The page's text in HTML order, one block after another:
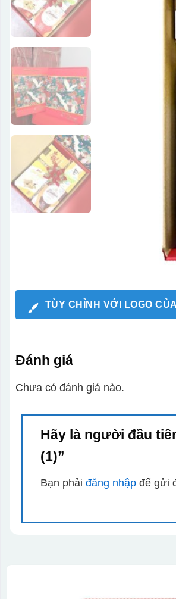
TÙY CHỈNH VỚI LOGO
Đánh giá
Chưa có đánh giá nào.
Hãy là người đầu
(1)”
Bạn phải đăng nhậpđể gửi